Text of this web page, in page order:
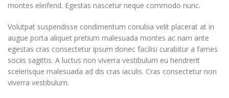
montes eleifend. Egestas nascetur neque commodo nunc.
Volutpat suspendisse condimentum conubia velit placerat at in
augue porta aliquet pretium malesuada montes ac nam ante
egestas cras consectetur ipsum donec facilisi curabitur a fames
sociis sagittis. A luctus non viverra vestibulum eu hendrerit
scelerisque malesuada ad dis cras iaculis. Cras consectetur non
viverra vestibulum.